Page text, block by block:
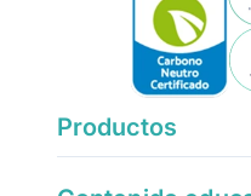
Productos